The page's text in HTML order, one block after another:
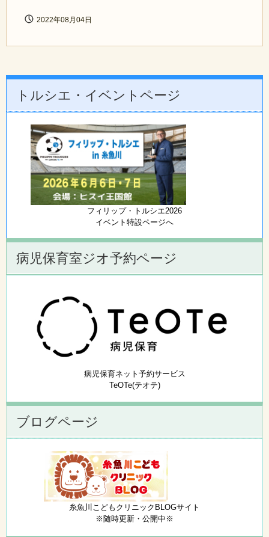
2022年08月04日
トルシエ・イベントページ
フィリップ・トルシエ2026
イベント特設ページへ
病児保育室ジオ予約ページ
病児保育ネット予約サービス
TeOTe(テオテ)
ブログページ
糸魚川こどもクリニックBLOGサイト
※随時更新・公開中※